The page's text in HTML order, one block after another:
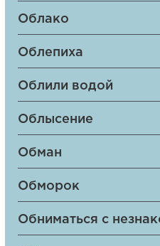
Облако
Облепиха
Облили водой
Облысение
Обман
Обморок
Обниматься с